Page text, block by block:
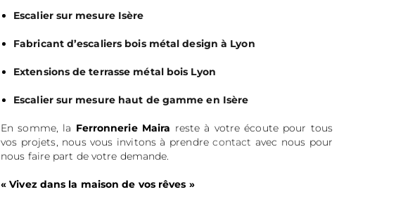
Escalier sur mesure Isère
Fabricant d’escaliers bois métal design à Lyon
Extensions de terrasse métal bois Lyon
Escalier sur mesure haut de gamme en Isère
En somme, la Ferronnerie Maira reste à votre écoute pour tous
vos projets, nous vous invitons à prendrecontact avec nous pour
nous faire part de votre demande.
« Vivez dans la maison de vos rêves »